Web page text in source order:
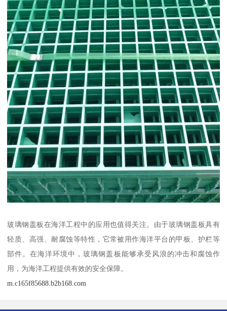
玻璃钢盖板在海洋工程中的应用也值得关注。由于玻璃钢盖板具有
轻质、高强、耐腐蚀等特性，它常被用作海洋平台的甲板、护栏等
部件。在海洋环境中，玻璃钢盖板能够承受风浪的冲击和腐蚀作
用，为海洋工程提供有效的安全保障。
m.c165f85688.b2b168.com